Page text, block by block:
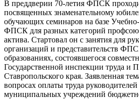
В преддверии 70-летия ФПСК
посвященных знаменательному
обучающих семинаров на базе
ФПСК для разных категорий
актива. Стартовал он с занятия для
организаций и представительств
образованиях, состоявшегося
Государственной инспекции труда и
Ставропольского края. Заявленная
вопросах оплаты труда
муниципальных учреждений